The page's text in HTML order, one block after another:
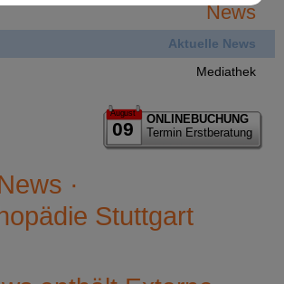
News
Aktuelle News
Mediathek
August
09
ONLINEBUCHUNG
Termin Erstberatung
·
Stuttgart